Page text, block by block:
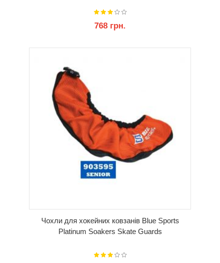
768 грн.
Чохли для хокейних ковзанів Blue Sports
Platinum Soakers Skate Guards